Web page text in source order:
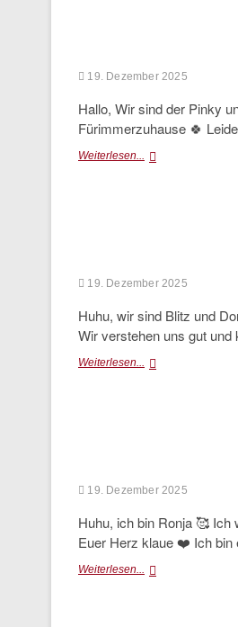
19. Dezember 2025
Hallo, Wir sind der Pinky
Fürimmerzuhause 🍀
Weiterlesen... Pinky
19. Dezember 2025
Huhu, wir sind Blitz und
Wir verstehen uns gut
Weiterlesen... Blitz
19. Dezember 2025
Huhu, ich bin Ronja 🥰
Euer Herz klaue ❤️ Ich
Weiterlesen... Ronja